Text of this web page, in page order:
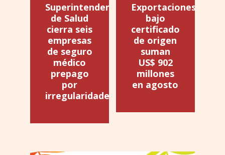
Superintendencia
de Salud
cierra seis
empresas
de seguro
médico
prepago
por
irregularidades
Exportaciones
bajo
certificado
de origen
suman
US$ 902
millones
en agosto